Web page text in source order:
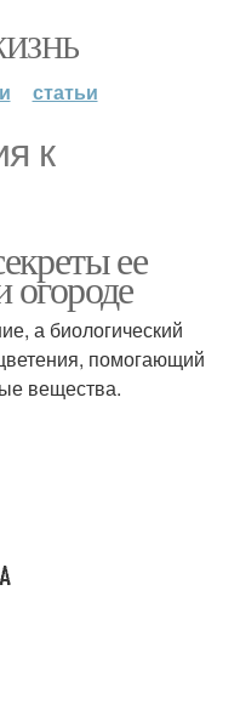
статьи
к
ее
огороде
а биологический
помогающий
вещества.